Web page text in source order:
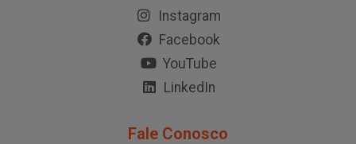
Instagram
Facebook
YouTube
LinkedIn
Fale Conosco